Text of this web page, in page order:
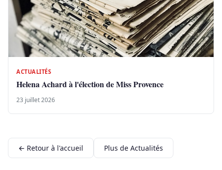
ACTUALITÉS
Helena Achard à l'élection de Miss Provence
23 juillet 2026
← Retour à l'accueil Plus de Actualités